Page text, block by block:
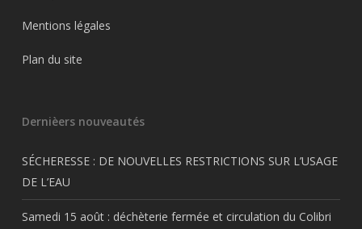
Mentions légales
Plan du site
Dernièers nouveautés
SÉCHERESSE : DE NOUVELLES RESTRICTIONS SUR L’USAGE
DE L’EAU
Samedi 15 août : déchèterie fermée et circulation du Colibri